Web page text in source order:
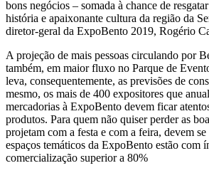
bons negócios – somada à chance de
história e apaixonante cultura da região da
diretor-geral da ExpoBento 2019, Rogério
A projeção de mais pessoas circulando por
também, em maior fluxo no Parque de
leva, consequentemente, as previsões de
mesmo, os mais de 400 expositores que
mercadorias à ExpoBento devem ficar
produtos. Para quem não quiser perder as
projetam com a festa e com a feira, devem
espaços temáticos da ExpoBento estão com
comercialização superior a 80%